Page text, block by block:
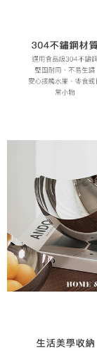
※ 交易是否成功請
是否繳費成功／繳
【注意事項】
１．透過由恩沛科
易，需依本服務之
權轉讓予恩沛科技
２．關於個人資料
３．未成年的使用者
４．使用「AFTEE
時審查核予不同之
請求用戶進行身份認
５．嚴禁一人註冊
恩沛科技股份有限